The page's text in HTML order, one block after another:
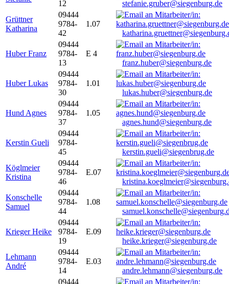
12
stefanie.gruber@siegenburg.de
Grüttner
Katharina
09444
9784-
42
1.07
Huber Franz
09444
9784-
13
E 4
franz.huber@siegenburg.de
Huber Lukas
09444
9784-
30
1.01
lukas.huber@siegenburg.de
Hund Agnes
09444
9784-
37
1.05
agnes.hund@siegenburg.de
Kerstin Gueli
09444
9784-
45
kerstin.gueli@siegenbrug.de
Köglmeier
Kristina
09444
9784-
46
E.07
Konschelle
Samuel
09444
9784-
44
1.08
Krieger Heike
09444
9784-
19
E.09
heike.krieger@siegenburg.de
Lehmann
André
09444
9784-
14
E.03
andre.lehmann@siegenburg.de
09444